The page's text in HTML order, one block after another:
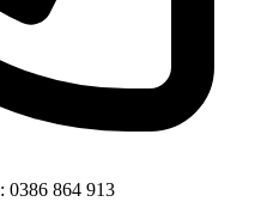
0386 864 913